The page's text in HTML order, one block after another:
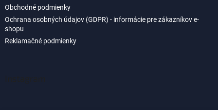
Obchodné podmienky
Ochrana osobných údajov (GDPR) - informácie pre zákazníkov e-
shopu
Reklamačné podmienky